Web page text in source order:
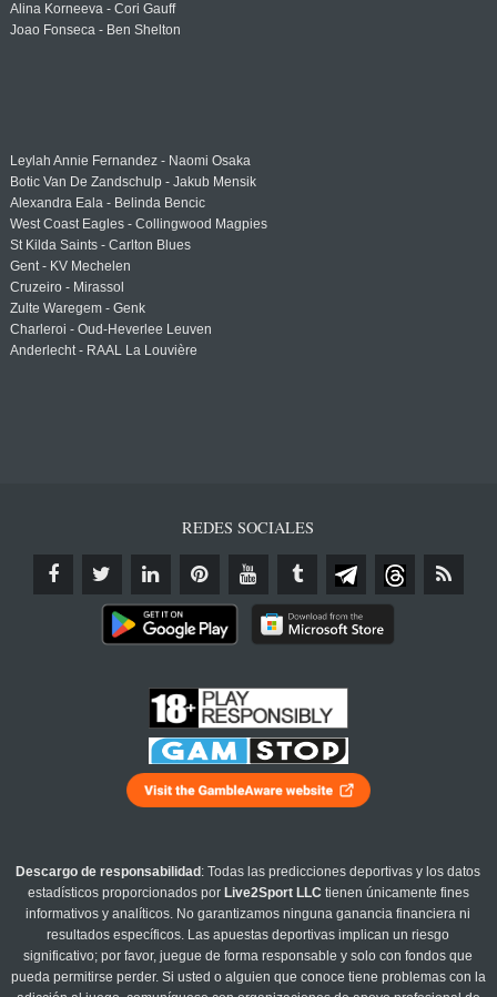
Alina Korneeva - Cori Gauff
Joao Fonseca - Ben Shelton
Leylah Annie Fernandez - Naomi Osaka
Botic Van De Zandschulp - Jakub Mensik
Alexandra Eala - Belinda Bencic
West Coast Eagles - Collingwood Magpies
St Kilda Saints - Carlton Blues
Gent - KV Mechelen
Cruzeiro - Mirassol
Zulte Waregem - Genk
Charleroi - Oud-Heverlee Leuven
Anderlecht - RAAL La Louvière
REDES SOCIALES
Descargo de responsabilidad : Todas las predicciones deportivas y los datos
estadísticos proporcionados por Live2Sport LLC tienen únicamente fines
informativos y analíticos. No garantizamos ninguna ganancia financiera ni
resultados específicos. Las apuestas deportivas implican un riesgo
significativo; por favor, juegue de forma responsable y solo con fondos que
pueda permitirse perder. Si usted o alguien que conoce tiene problemas con la